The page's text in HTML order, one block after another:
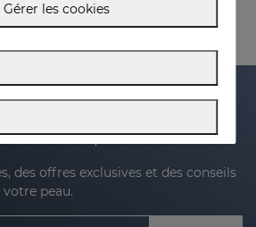
newsletter et recevez
sur votre prochain achat
des offres exclusives et des conseils
peau.
Gérer les cookies